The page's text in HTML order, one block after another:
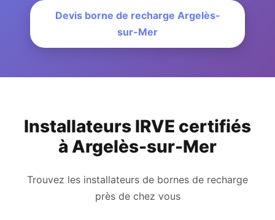
Devis borne de recharge Argelès-
sur-Mer
Installateurs IRVE certifiés
à Argelès-sur-Mer
Trouvez les installateurs de bornes de recharge
près de chez vous